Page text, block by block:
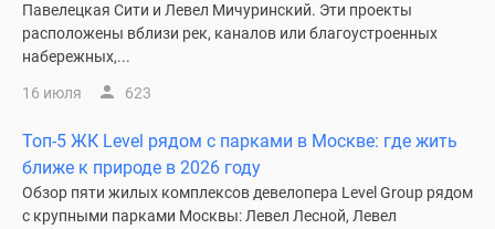
Павелецкая Сити и Левел Мичуринский. Эти проекты
расположены вблизи рек, каналов или благоустроенных
набережных,...
16 июля 623
Топ-5 ЖК Level рядом с парками в Москве: где жить
ближе к природе в 2026 году
Обзор пяти жилых комплексов девелопера Level Group рядом
с крупными парками Москвы: Левел Лесной, Левел